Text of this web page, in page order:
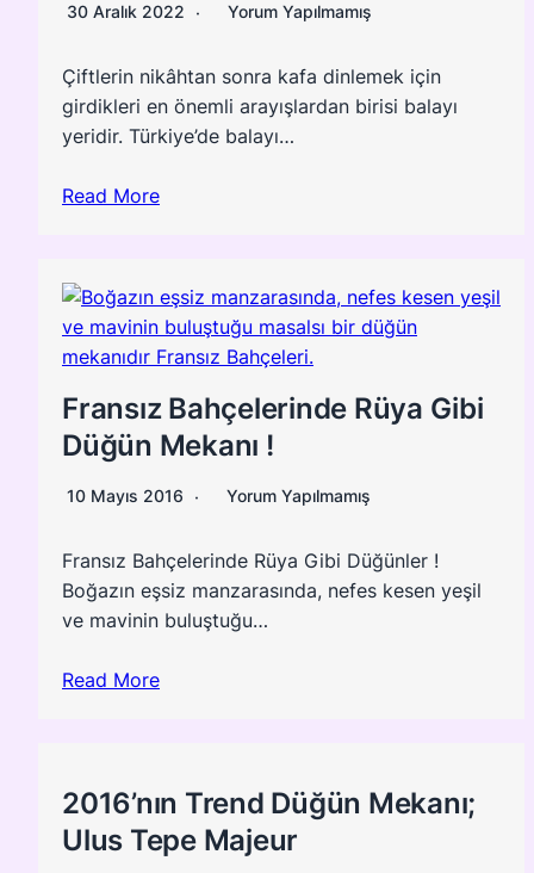
30 Aralık 2022 Yorum Yapılmamış
Çiftlerin nikâhtan sonra kafa dinlemek için
girdikleri en önemli arayışlardan birisi balayı
yeridir. Türkiye’de balayı…
Read More
Fransız Bahçelerinde Rüya Gibi
Düğün Mekanı !
10 Mayıs 2016 Yorum Yapılmamış
Fransız Bahçelerinde Rüya Gibi Düğünler !
Boğazın eşsiz manzarasında, nefes kesen yeşil
ve mavinin buluştuğu…
Read More
2016’nın Trend Düğün Mekanı;
Ulus Tepe Majeur